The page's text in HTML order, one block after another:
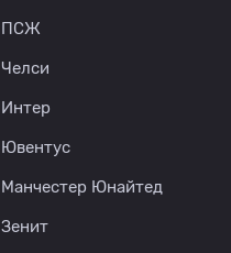
ПСЖ
Челси
Интер
Ювентус
Манчестер Юнайтед
Зенит